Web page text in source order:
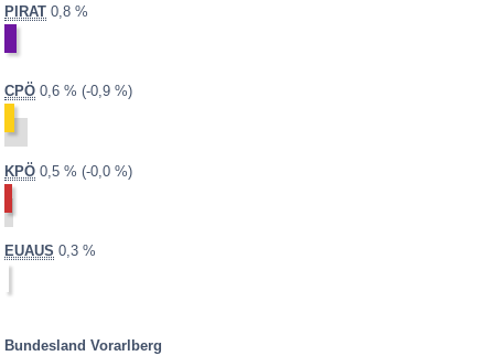
PIRAT 2013:
0,8 %
CPÖ 2013:
0,6 % 2008:
1,5 %
Differenz:
-0,9 %
KPÖ 2013:
0,5 % 2008:
0,5 %
Differenz:
-0,0 %
EUAUS 2013:
0,3 %
Bundesland Vorarlberg